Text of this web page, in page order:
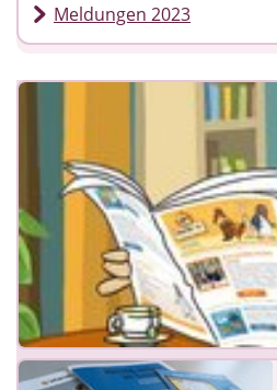
Meldungen 2023